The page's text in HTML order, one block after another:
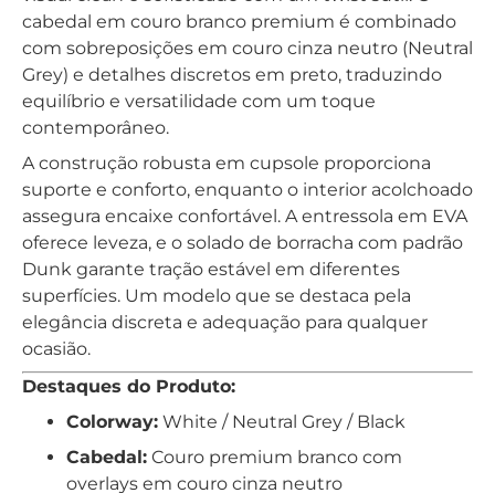
cabedal em couro branco premium é combinado
com sobreposições em couro cinza neutro (Neutral
Grey) e detalhes discretos em preto, traduzindo
equilíbrio e versatilidade com um toque
contemporâneo.
A construção robusta em cupsole proporciona
suporte e conforto, enquanto o interior acolchoado
assegura encaixe confortável. A entressola em EVA
oferece leveza, e o solado de borracha com padrão
Dunk garante tração estável em diferentes
superfícies. Um modelo que se destaca pela
elegância discreta e adequação para qualquer
ocasião.
Destaques do Produto:
Colorway: White / Neutral Grey / Black
Cabedal: Couro premium branco com
overlays em couro cinza neutro